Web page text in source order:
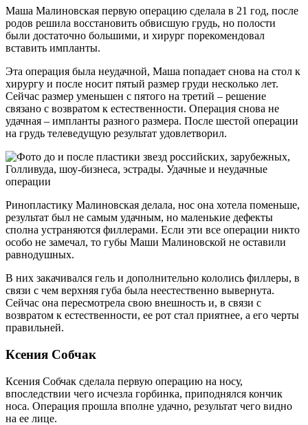
Маша Малиновская первую операцию сделала в 21 год, после
родов решила восстановить обвисшую грудь, но полости
были достаточно большими, и хирург порекомендовал
вставить импланты.
Эта операция была неудачной, Маша попадает снова на стол к
хирургу и после носит пятый размер груди несколько лет.
Сейчас размер уменьшен с пятого на третий – решение
связано с возвратом к естественности. Операция снова не
удачная – импланты разного размера. После шестой операции
на грудь телеведущую результат удовлетворил.
Ринопластику Малиновская делала, нос она хотела поменьше,
результат был не самым удачным, но маленькие дефекты
сполна устраняются филлерами. Если эти все операции никто
особо не замечал, то губы Маши Малиновской не оставили
равнодушных.
В них закачивался гель и дополнительно кололись филлеры, в
связи с чем верхняя губа была неестественно вывернута.
Сейчас она пересмотрела свою внешность и, в связи с
возвратом к естественности, ее рот стал приятнее, а его черты
правильней.
Ксения Собчак
Ксения Собчак сделала первую операцию на носу,
впоследствии чего исчезла горбинка, приподнялся кончик
носа. Операция прошла вполне удачно, результат чего видно
на ее лице.